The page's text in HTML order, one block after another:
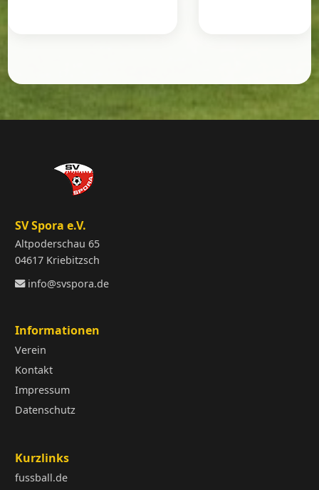
SV Spora e.V.
Altpoderschau 65
04617 Kriebitzsch
info@svspora.de
Informationen
Verein
Kontakt
Impressum
Datenschutz
Kurzlinks
fussball.de